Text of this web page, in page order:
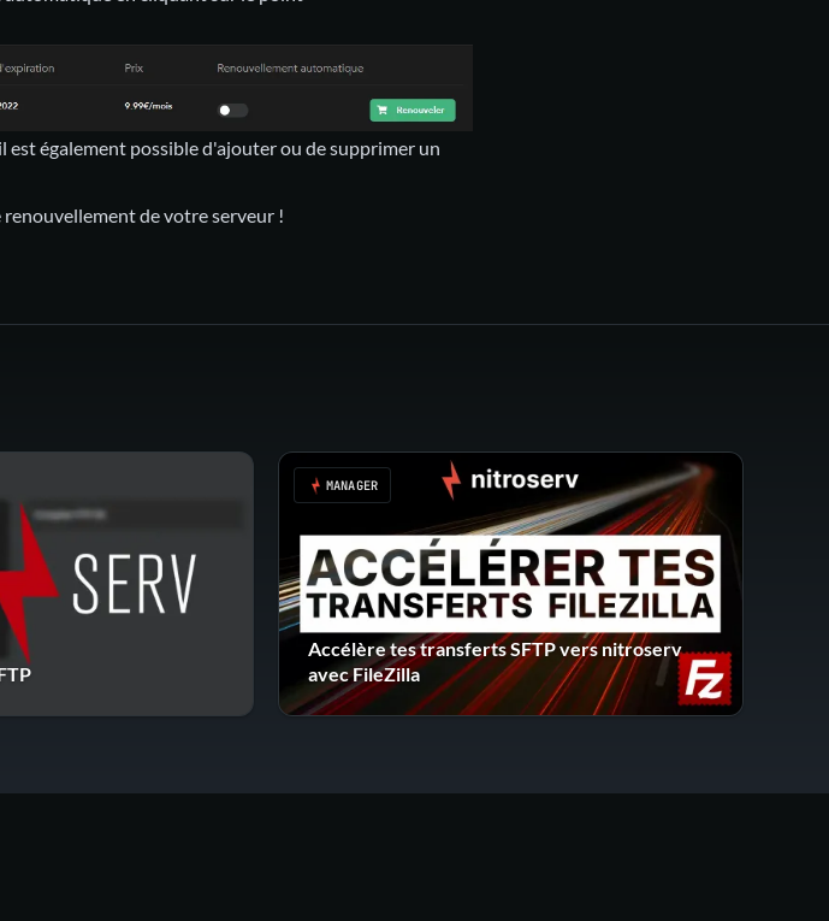
est également possible d'ajouter ou de supprimer un
de votre serveur !
MANAGER
Accélère tes transferts SFTP vers nitroserv
avec FileZilla